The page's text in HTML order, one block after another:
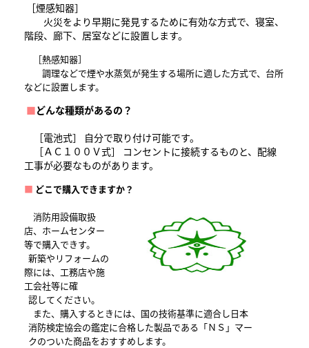
［煙感知器］
火災をより早期に発見するために有効な方式で、寝室、
階段、廊下、居室などに設置します。
［熱感知器］
調理などで煙や水蒸気が発生する場所に適した方式で、台所
などに設置します。
■どんな種類があるの？
［電池式］ 自分で取り付け可能です。
［ＡＣ１００Ｖ式］ コンセントに接続するものと、配線
工事が必要なものがあります。
■ どこで購入できますか？
消防用設備取扱
店、ホームセンター
等で購入できす。
新築やリフォームの
際には、工務店や施
工会社等に確
認してください。
また、購入するときには、国の技術基準に適合し日本
消防検定協会の鑑定に合格した製品である「ＮＳ」マー
クのついた商品をおすすめします。